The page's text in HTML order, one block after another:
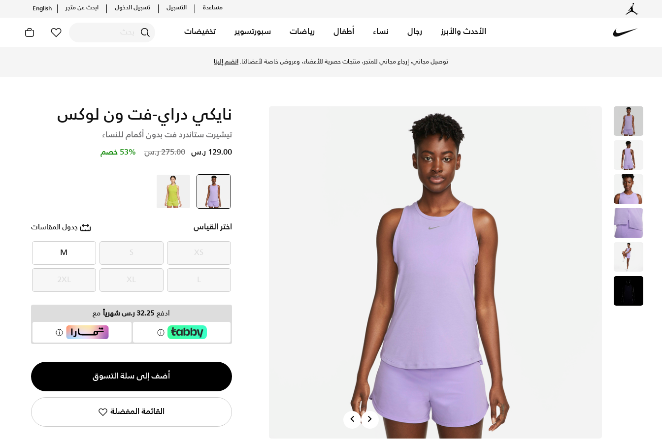
مساعدة التسجيل تسجيل الدخول ابحث عن متجر English
الأحدث والأبرز رجال نساء أطفال رياضات سبورتسوير تخفيضات
توصيل مجاني، إرجاع مجاني للمتجر، منتجات حصرية للأعضاء، وعروض خاصة لأعضائنا.انضم إلينا
Next
نايكي دراي-فت ون لوكس
تيشيرت ستاندرد فت بدون أكمام للنساء
Price reduced from
275.00 ر.س to 129.00 ر.س 53% خصم
selected
بنفسجي أخضر
اختر القياس جدول المقاسات
XS
XS
S
S
M
M
L
L
XL
XL
2XL
2XL
ادفع 32.25 ر.س شهرياً مع
الكمية
1
أضف إلى سلة التسوق
القائمة المفضلة